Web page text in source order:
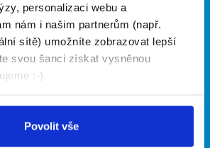
personalizaci webu a
nám i našim partnerům (např.
sítě) umožníte zobrazovat lepší
svou šanci získat vysněnou
:-)
Povolit vše
Firmy
Vložit inzerát
Ceník
Naše další projekty